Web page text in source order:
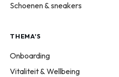
Schoenen & sneakers
THEMA'S
Onboarding
Vitaliteit & Wellbeing